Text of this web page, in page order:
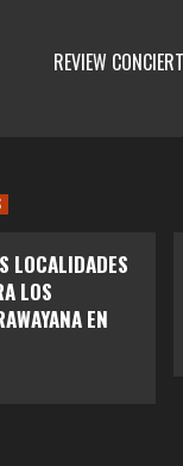
REVIEW
LOCALIDADES
LOS
EN